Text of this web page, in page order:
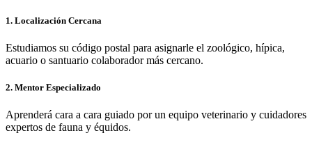
1. Localización Cercana
Estudiamos su código postal para asignarle el zoológico, hípica,
acuario o santuario colaborador más cercano.
2. Mentor Especializado
Aprenderá cara a cara guiado por un equipo veterinario y cuidadores
expertos de fauna y équidos.